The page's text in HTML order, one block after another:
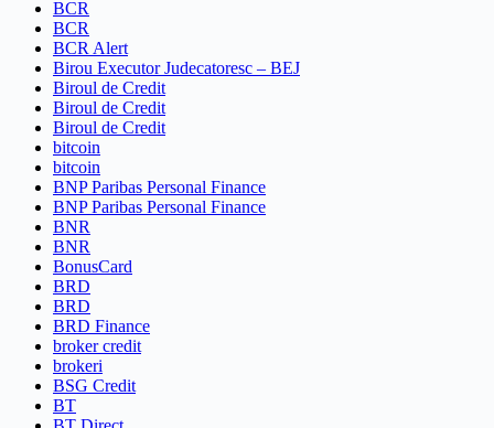
BCR
BCR
BCR Alert
Birou Executor Judecatoresc – BEJ
Biroul de Credit
Biroul de Credit
Biroul de Credit
bitcoin
bitcoin
BNP Paribas Personal Finance
BNP Paribas Personal Finance
BNR
BNR
BonusCard
BRD
BRD
BRD Finance
broker credit
brokeri
BSG Credit
BT